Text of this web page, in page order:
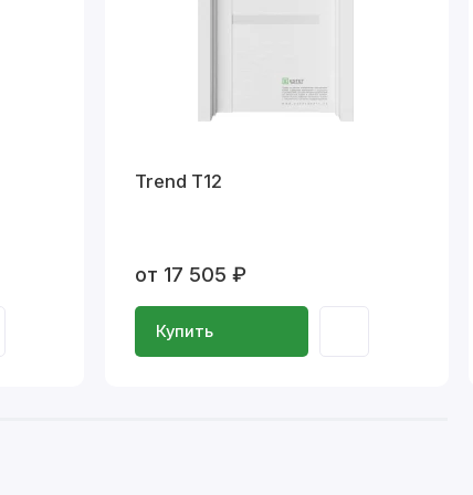
Trend T12
от 17 505 ₽
Купить